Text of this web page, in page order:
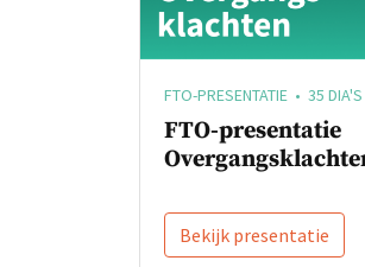
FTO-PRESENTATIE • 35 DIA'S
FTO-presentatie
Bekijk presentatie